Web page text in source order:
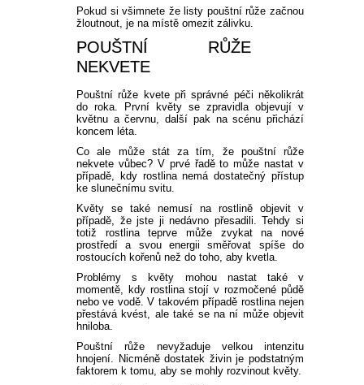
Pokud si všimnete že listy pouštní růže začnou
žloutnout, je na místě omezit zálivku.
POUŠTNÍ RŮŽE
NEKVETE
Pouštní růže kvete při správné péči několikrát
do roka. První květy se zpravidla objevují v
květnu a červnu, další pak na scénu přichází
koncem léta.
Co ale může stát za tím, že pouštní růže
nekvete vůbec? V prvé řadě to může nastat v
případě, kdy rostlina nemá dostatečný přístup
ke slunečnímu svitu.
Květy se také nemusí na rostlině objevit v
případě, že jste ji nedávno přesadili. Tehdy si
totiž rostlina teprve může zvykat na nové
prostředí a svou energii směřovat spíše do
rostoucích kořenů než do toho, aby kvetla.
Problémy s květy mohou nastat také v
momentě, kdy rostlina stojí v rozmočené půdě
nebo ve vodě. V takovém případě rostlina nejen
přestává kvést, ale také se na ní může objevit
hniloba.
Pouštní růže nevyžaduje velkou intenzitu
hnojení. Nicméně dostatek živin je podstatným
faktorem k tomu, aby se mohly rozvinout květy.